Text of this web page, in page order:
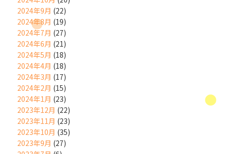
2024年9月 (22)
2024年8月 (19)
2024年7月 (27)
2024年6月 (21)
2024年5月 (18)
2024年4月 (18)
2024年3月 (17)
2024年2月 (15)
2024年1月 (23)
2023年12月 (22)
2023年11月 (23)
2023年10月 (35)
2023年9月 (27)